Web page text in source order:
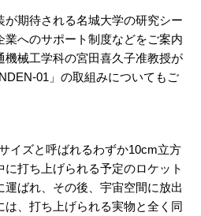
が期待される名城大学の研究シー
業へのサポート制度などをご案内
機械工学科の宮田喜久子准教授が
01」の取組みについてもご
イズと呼ばれるわずか10cm立方
打ち上げられる予定のロケット
ばれ、その後、宇宙空間に放出
、打ち上げられる実物と全く同